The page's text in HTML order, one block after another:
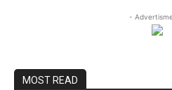
-
MOST READ